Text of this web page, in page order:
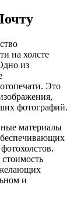
на холсте
из
Это
фотографий.
материалы
желающих
и